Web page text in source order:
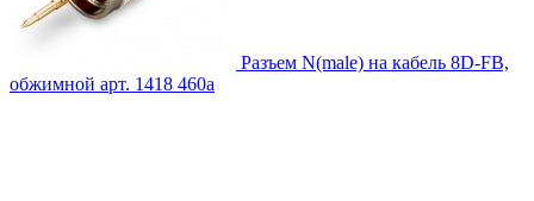
Разъем N(male) на кабель 8D-FB,
обжимной арт. 1418 460a